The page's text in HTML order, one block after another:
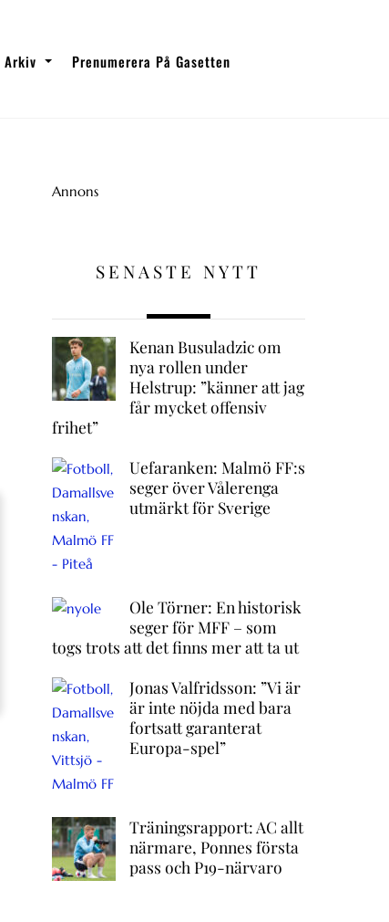
Arkiv Prenumerera På Gasetten
Annons
SENASTE NYTT
Kenan Busuladzic om
nya rollen under
Helstrup: ”känner att jag
får mycket offensiv
frihet”
Uefaranken: Malmö FF:s
seger över Vålerenga
utmärkt för Sverige
Ole Törner: En historisk
seger för MFF – som
togs trots att det finns mer att ta ut
Jonas Valfridsson: ”Vi är
är inte nöjda med bara
fortsatt garanterat
Europa-spel”
Träningsrapport: AC allt
närmare, Ponnes första
pass och P19-närvaro